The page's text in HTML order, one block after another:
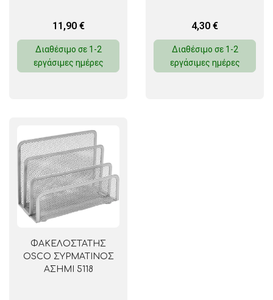
11,90 €
Διαθέσιμο σε 1-2
εργάσιμες ημέρες
4,30 €
Διαθέσιμο σε 1-2
εργάσιμες ημέρες
ΦΑΚΕΛΟΣΤΑΤΗΣ
OSCO ΣΥΡΜΑΤΙΝΟΣ
ΑΣΗΜΙ 5118